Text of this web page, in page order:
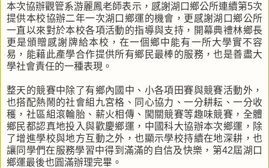
本次協辦觀管系游麗鳳老師表示，感謝湖口鄉公所連續第5次
提供本校協辦二年一次湖口鄉運的機會，更感謝湖口鄉公所
一直以來對於本校各項活動的指導與支持，開幕典禮林鄉長
更是頒贈感謝牌給本校，在一個鄉中能有一所大學實不容
易，能藉此產學合作提供所有鄉民最棒的服務，也是善盡大
學社會責任的一種表現。
整天的競賽中除了有鄉內國中、小各項田賽與競賽活動外，
也搭配熱鬧的社會組九宮格、同心協力、一分耕耘、一分收
穫，社區組滾輪胎、薪火相傳、闖關競賽等趣味競賽，全體
鄉民都認真地投入與歡慶鄉運，中國科大協辦本次鄉運，除
了增進學校與地方互動之外，也顯示學校持續在地深耕，也
讓同學們在服務學習中得到滿滿的自信及快樂，第42屆湖口
鄉運最後也圓滿辦理完畢。